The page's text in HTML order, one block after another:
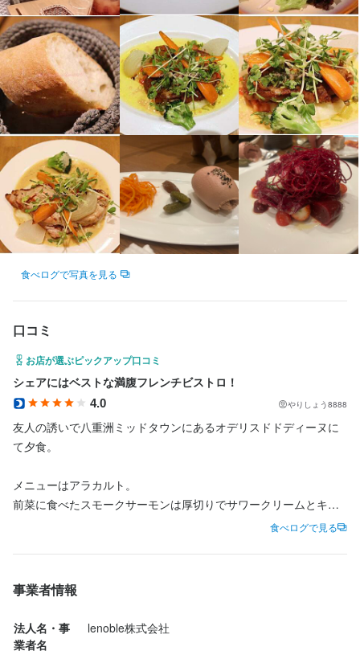
食べログで写真を見る
口コミ
お店が選ぶピックアップ口コミ
シェアにはベストな満腹フレンチビストロ！
4.0 やりしょう8888
友人の誘いで八重洲ミッドタウンにあるオデリスドドディーヌに
て夕食。
メニューはアラカルト。
前菜に食べたスモークサーモンは厚切りでサワークリームとキャ
な食材が見た目華やかで、クリーミーなチーズのストラチャテッ
ラと絡めると更に美味しい！生イチジクが添えてあるのも良かっ
たです。
食べログで見る
事業者情報
法人名・事
業者名
lenoble株式会社